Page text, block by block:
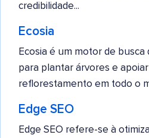
credibilidade...
Ecosia
Ecosia é um motor de
para plantar árvores e
reflorestamento em todo o
Edge SEO
Edge SEO refere-se à